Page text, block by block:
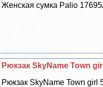
Женская сумка Palio
Рюкзак SkyName Town
Рюкзак SkyName Town girl